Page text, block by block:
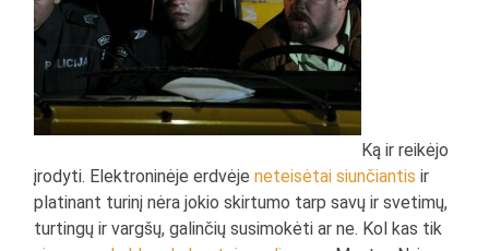
Ką ir reikėjo
įrodyti. Elektroninėje erdvėjeneteisėtai siunčiantis ir
platinant turinį nėra jokio skirtumo tarp savų ir svetimų,
turtingų ir vargšų, galinčių susimokėti ar ne. Kol kas tik